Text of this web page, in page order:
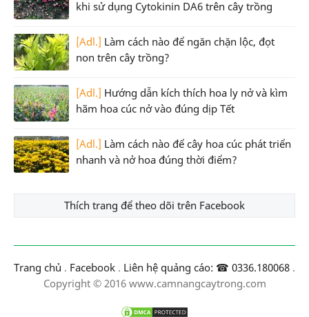
khi sử dụng Cytokinin DA6 trên cây trồng
[Adl.] Làm cách nào để ngăn chặn lộc, đọt
non trên cây trồng?
[Adl.] Hướng dẫn kích thích hoa ly nở và kìm
hãm hoa cúc nở vào đúng dịp Tết
[Adl.] Làm cách nào để cây hoa cúc phát triển
nhanh và nở hoa đúng thời điểm?
Thích trang để theo dõi trên Facebook
Trang chủ . Facebook . Liên hệ quảng cáo: ☎ 0336.180068 .
Copyright © 2016 www.camnangcaytrong.com